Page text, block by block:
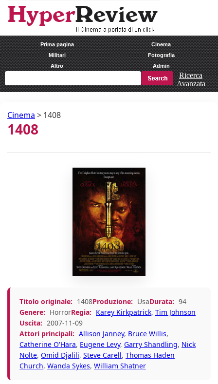
Prima pagina
Cinema
Militari
Fotografia
Altro
Admin
Ricerca
Avanzata
Cinema > 1408
1408
Titolo originale: 1408Produzione: UsaDurata: 94
Genere: HorrorRegia: Karey Kirkpatrick, Tim Johnson
Uscita: 2007-11-09
Attori principali: Allison Janney, Bruce Willis,
Catherine O'Hara, Eugene Levy, Garry Shandling, Nick
Nolte, Omid Djalili, Steve Carell, Thomas Haden
Church, Wanda Sykes, William Shatner